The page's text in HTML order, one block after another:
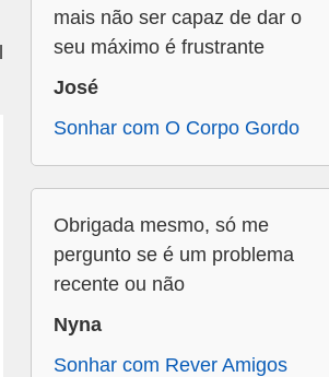
mais não ser capaz de dar o
seu máximo é frustrante
José
Sonhar com O Corpo Gordo
Obrigada mesmo, só me
pergunto se é um problema
recente ou não
Nyna
Sonhar com Rever Amigos